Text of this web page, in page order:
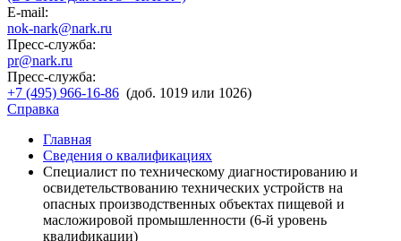
E-mail:
nok-nark@nark.ru
Пресс-служба:
pr@nark.ru
Пресс-служба:
+7 (495) 966-16-86 (доб. 1019 или 1026)
Справка
Главная
Сведения о квалификациях
Специалист по техническому диагностированию и
освидетельствованию технических устройств на
опасных производственных объектах пищевой и
масложировой промышленности (6-й уровень
квалификации)